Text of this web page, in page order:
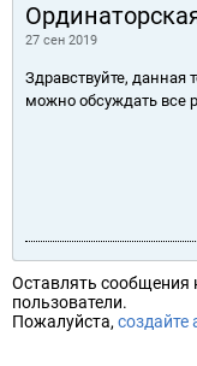
27 сен 2019
Здравствуйте, данная
можно обсуждать все
Оставлять сообщения
пользователи.
Пожалуйста, создайте